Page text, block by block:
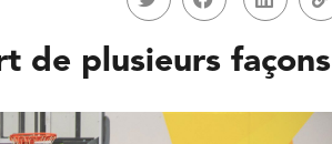
de plusieurs façons